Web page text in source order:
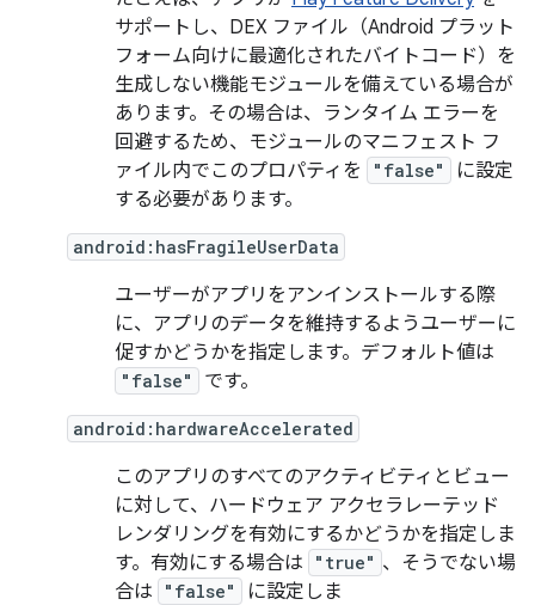
サポートし、DEX ファイル（Android プラット
フォーム向けに最適化されたバイトコード）を
生成しない機能モジュールを備えている場合が
あります。その場合は、ランタイム エラーを
回避するため、モジュールのマニフェスト フ
ァイル内でこのプロパティを
"false"
に設定
する必要があります。
android:hasFragileUserData
ユーザーがアプリをアンインストールする際
に、アプリのデータを維持するようユーザーに
促すかどうかを指定します。デフォルト値は
"false" です。
android:hardwareAccelerated
このアプリのすべてのアクティビティとビュー
に対して、ハードウェア アクセラレーテッド
レンダリングを有効にするかどうかを指定しま
す。有効にする場合は
"true" 、そうでない場
合は
"false"
に設定しま